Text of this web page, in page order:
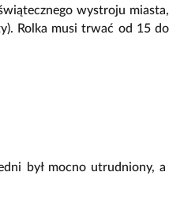
wystroju miasta,
Rolka musi trwać od 15 do
był mocno utrudniony, a